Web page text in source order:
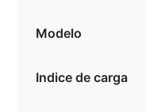
Modelo
Indice de carga